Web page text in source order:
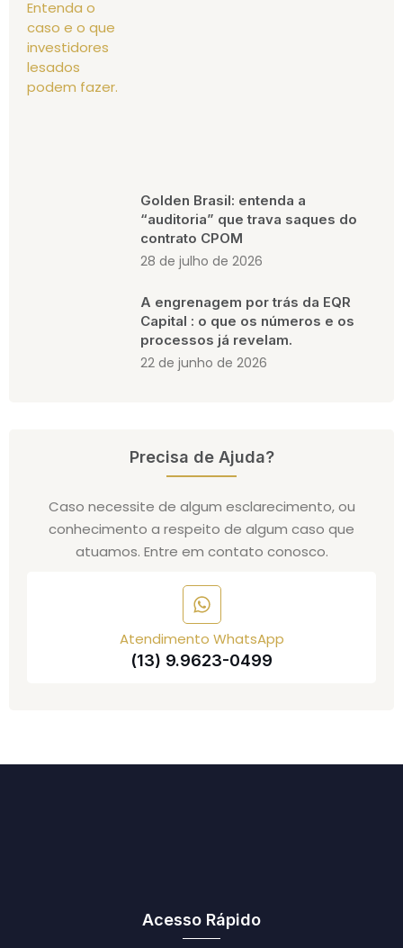
Golden Brasil: entenda a
“auditoria” que trava saques do
contrato CPOM
28 de julho de 2026
A engrenagem por trás da EQR
Capital : o que os números e os
processos já revelam.
22 de junho de 2026
Precisa de Ajuda?
Caso necessite de algum esclarecimento, ou
conhecimento a respeito de algum caso que
atuamos. Entre em contato conosco.
Atendimento WhatsApp
(13) 9.9623-0499
Acesso Rápido